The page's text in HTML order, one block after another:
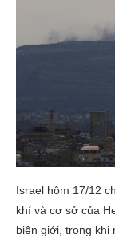
Israel hôm 17/12
khí và cơ sở của
biên giới, trong khi